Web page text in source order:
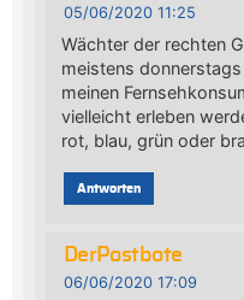
05/06/2020 11:25
Wächter der rechten
meistens
meinen
vielleicht erleben
rot, blau, grün oder
Antworten
DerPostbote
06/06/2020 17:09